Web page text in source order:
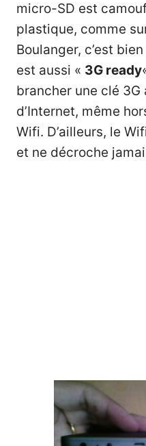
micro-SD est
plastique, comme
Boulanger, c’est
est aussi « 3G ready
brancher une clé
d’Internet, même
Wifi. D’ailleurs, le
et ne décroche